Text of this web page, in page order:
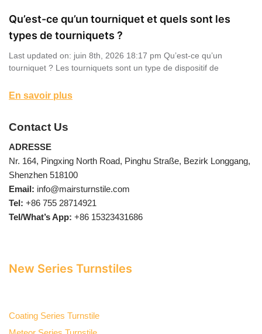
Qu’est-ce qu’un tourniquet et quels sont les
types de tourniquets ?
Last updated on: juin 8th, 2026 18:17 pm Qu’est-ce qu’un
tourniquet ? Les tourniquets sont un type de dispositif de
En savoir plus
Contact Us
ADRESSE
Nr. 164, Pingxing North Road, Pinghu Straße, Bezirk Longgang,
Shenzhen 518100
Email: info@mairsturnstile.com
Tel: +86 755 28714921
Tel/What’s App: +86 15323431686
New Series Turnstiles
Coating Series Turnstile